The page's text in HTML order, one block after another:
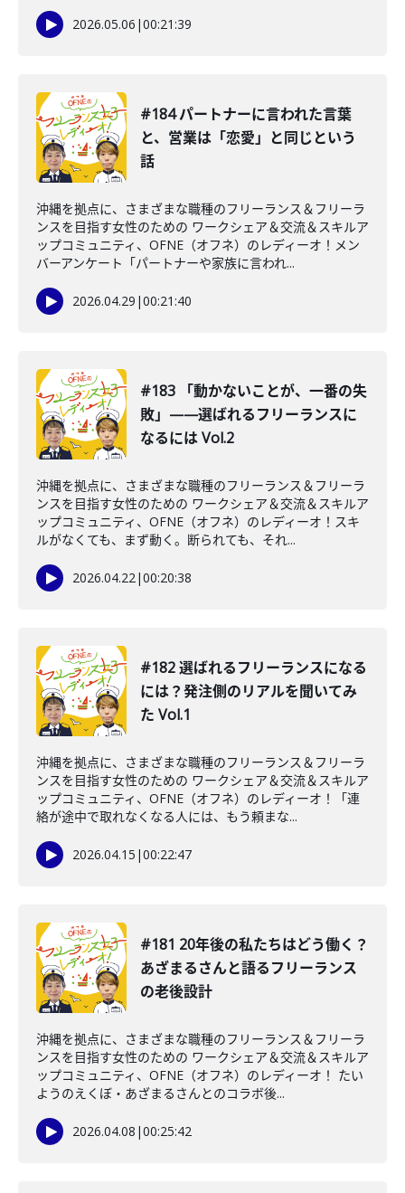
2026.05.06 |00:21:39
#184 パートナーに言われた言葉
と、営業は「恋愛」と同じという
話
沖縄を拠点に、さまざまな職種のフリーランス＆フリーラ
ンスを目指す女性のための ワークシェア＆交流＆スキルア
ップコミュニティ、OFNE（オフネ）のレディーオ！メン
バーアンケート「パートナーや家族に言われ...
2026.04.29 |00:21:40
#183 「動かないことが、一番の失
敗」——選ばれるフリーランスに
なるには Vol.2
沖縄を拠点に、さまざまな職種のフリーランス＆フリーラ
ンスを目指す女性のための ワークシェア＆交流＆スキルア
ップコミュニティ、OFNE（オフネ）のレディーオ！スキ
ルがなくても、まず動く。断られても、それ...
2026.04.22|00:20:38
#182 選ばれるフリーランスになる
には？発注側のリアルを聞いてみ
た Vol.1
沖縄を拠点に、さまざまな職種のフリーランス＆フリーラ
ンスを目指す女性のための ワークシェア＆交流＆スキルア
ップコミュニティ、OFNE（オフネ）のレディーオ！「連
絡が途中で取れなくなる人には、もう頼まな...
2026.04.15 |00:22:47
#181 20年後の私たちはどう働く？
あざまるさんと語るフリーランス
の老後設計
沖縄を拠点に、さまざまな職種のフリーランス＆フリーラ
ンスを目指す女性のための ワークシェア＆交流＆スキルア
ップコミュニティ、OFNE（オフネ）のレディーオ！ たい
ようのえくぼ・あざまるさんとのコラボ後...
2026.04.08 |00:25:42